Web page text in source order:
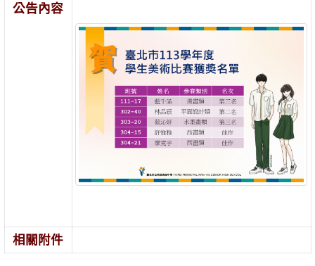
公告內容
相關附件